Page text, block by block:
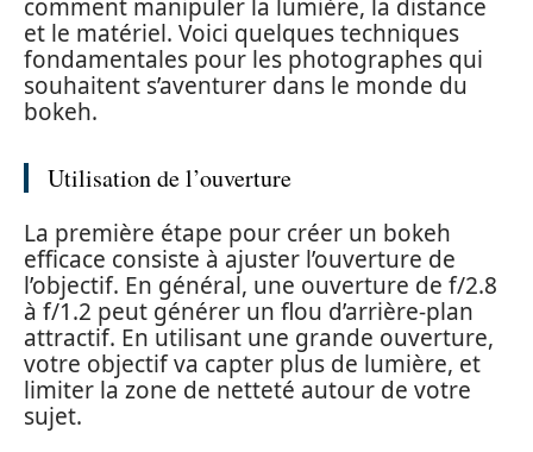
comment manipuler la lumière, la distance
et le matériel. Voici quelques techniques
fondamentales pour les photographes qui
souhaitent s’aventurer dans le monde du
bokeh.
Utilisation de l’ouverture
La première étape pour créer un bokeh
efficace consiste à ajuster l’ouverture de
l’objectif. En général, une ouverture de f/2.8
à f/1.2 peut générer un flou d’arrière-plan
attractif. En utilisant une grande ouverture,
votre objectif va capter plus de lumière, et
limiter la zone de netteté autour de votre
sujet.